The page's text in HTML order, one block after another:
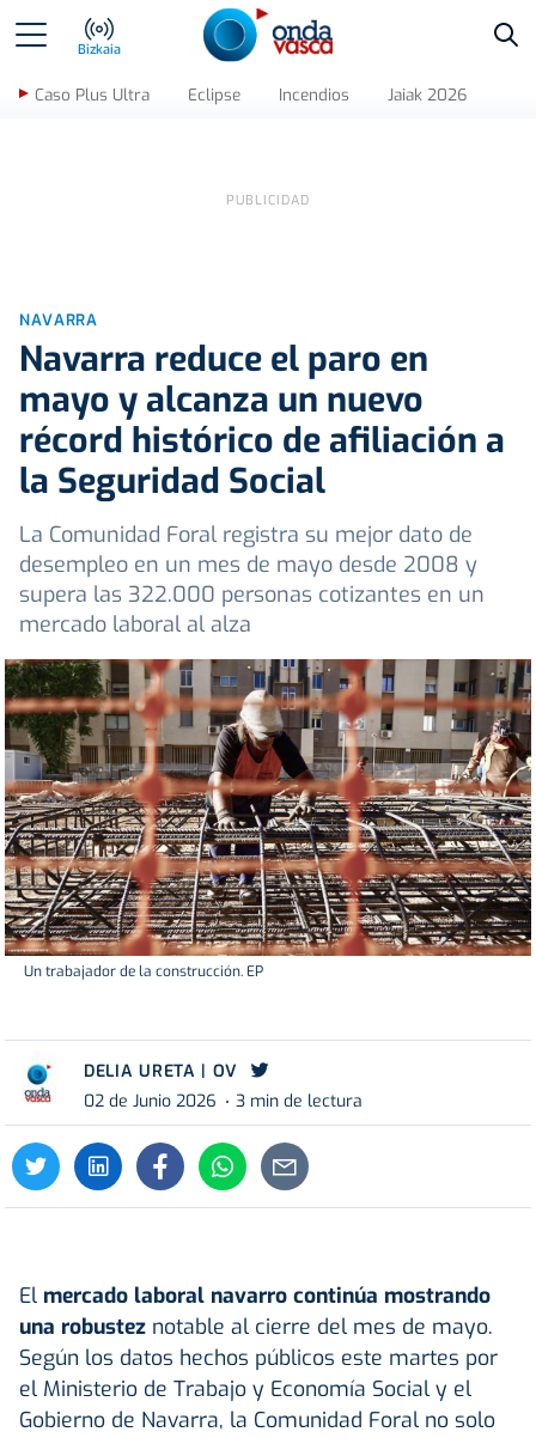
Bizkaia
Caso Plus Ultra Eclipse Incendios Jaiak 2026
NAVARRA
Navarra reduce el paro en
mayo y alcanza un nuevo
récord histórico de afiliación a
la Seguridad Social
La Comunidad Foral registra su mejor dato de
desempleo en un mes de mayo desde 2008 y
supera las 322.000 personas cotizantes en un
mercado laboral al alza
Un trabajador de la construcción. EP
DELIA URETA | OV
02 de Junio 2026
3 min de lectura
El mercado laboral navarro continúa mostrando
una robustez notable al cierre del mes de mayo.
Según los datos hechos públicos este martes por
el Ministerio de Trabajo y Economía Social y el
Gobierno de Navarra, la Comunidad Foral no solo